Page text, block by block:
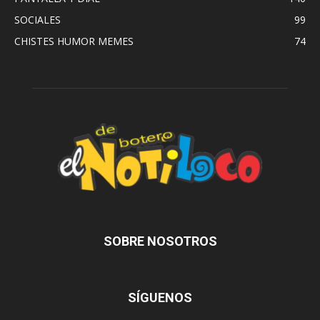
SOCIALES
99
CHISTES HUMOR MEMES
74
SOBRE NOSOTROS
SÍGUENOS